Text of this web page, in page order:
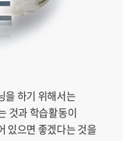
을 하기 위해서는
것과 학습활동이
있으면 좋겠다는 것을